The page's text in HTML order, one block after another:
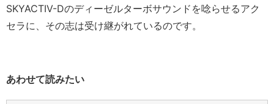
SKYACTIV-Dのディーゼルターボサウンドを唸らせるアク
セラに、その志は受け継がれているのです。
あわせて読みたい